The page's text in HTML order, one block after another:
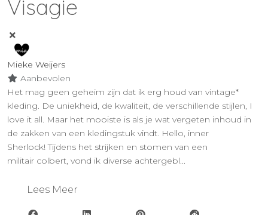
Visagie
Mieke Weijers
Aanbevolen
Het mag geen geheim zijn dat ik erg houd van vintage*
kleding. De uniekheid, de kwaliteit, de verschillende stijlen, I
love it all. Maar het mooiste is als je wat vergeten inhoud in
de zakken van een kledingstuk vindt. Hello, inner
Sherlock! Tijdens het strijken en stomen van een
militair colbert, vond ik diverse achtergebl...
Lees Meer